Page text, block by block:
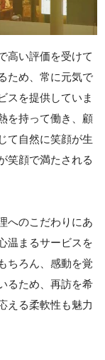
高い評価を受けて
ため、常に元気で
スを提供していま
を持って働き、顧
て自然に笑顔が生
笑顔で満たされる
へのこだわりにあ
温まるサービスを
ちろん、感動を覚
るため、再訪を希
える柔軟性も魅力